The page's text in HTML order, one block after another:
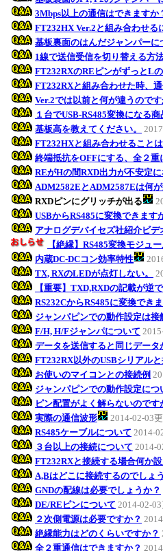
3Mbps以上の通信はできますか
FT232HX Ver.2と組み合わせる
基板裏面のはんだジャンパーに
1線で送信受信を切り替える方
FT232RXのREピンがずっとLの
FT232RXと組み合わせた時、
Ver.2では以前と何が違うのです
１台でUSB-RS485変換になる
基板高を教えてください。
FT232HXと組み合わせること
終端抵抗をOFFにする、全２
REがHの間RXD出力が不安定に
ADM2582EとADM2587Eは何
RXDピンにグリッチが出る
USBからRS485に変換できます
アナログデバイセズ社紹介ビデ
【絶縁】RS485変換モジュ
内蔵DC-DCコン効率特性
TX, RXのLEDが点灯しない。
【重要】TXD,RXDの記載が逆
RS232CからRS485に変換でき
ジャンパピンでの動作設定は接
F/H, H/Fジャンパについて
データを送信すると同じデータ
FT232RX以外のUSBシリアル
お使いのマイコンとの接続例
ジャンパピンでの動作設定につ
ピン配置がよく解らないのです
実際の通信波形
2014-02-03
RS485ケーブルについて 2014-
３台以上の接続について 2014-
FT232RXと接続する場合何か
A,Bはどこに接続するのでしょ
GNDの配線は必要でしょうか？
DE/REピンについて 2014-02-
２次側電源は必要ですか？
絶縁能力はどのくらいですか？
全２重通信はできますか？